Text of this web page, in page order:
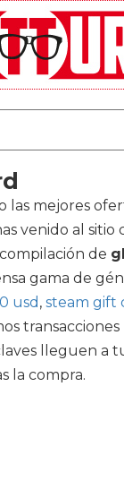
las mejores
venido al sitio
de
gama de
usd , steam gift
transacciones
lleguen a
la compra.